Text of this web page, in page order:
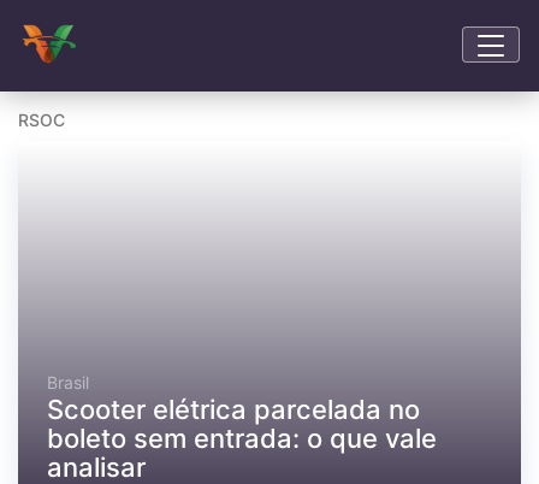
RSOC
Brasil
Scooter elétrica parcelada no
boleto sem entrada: o que vale
analisar